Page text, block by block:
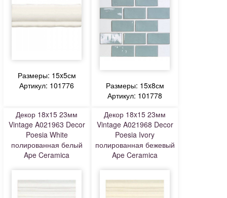
Размеры: 15x5см
Артикул: 101776
Размеры: 15x8см
Артикул: 101778
Декор 18x15 23мм
Vintage A021963 Decor
Poesia White
полированная белый
Ape Ceramica
Декор 18x15 23мм
Vintage A021968 Decor
Poesia Ivory
полированная бежевый
Ape Ceramica